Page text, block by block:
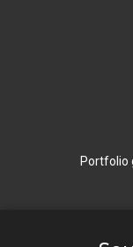
Portfolio